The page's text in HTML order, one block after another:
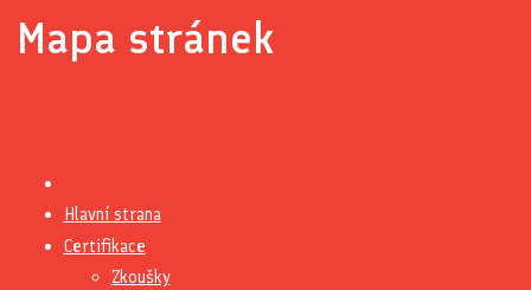
Mapa stránek
Hlavní strana
Certifikace
Zkoušky